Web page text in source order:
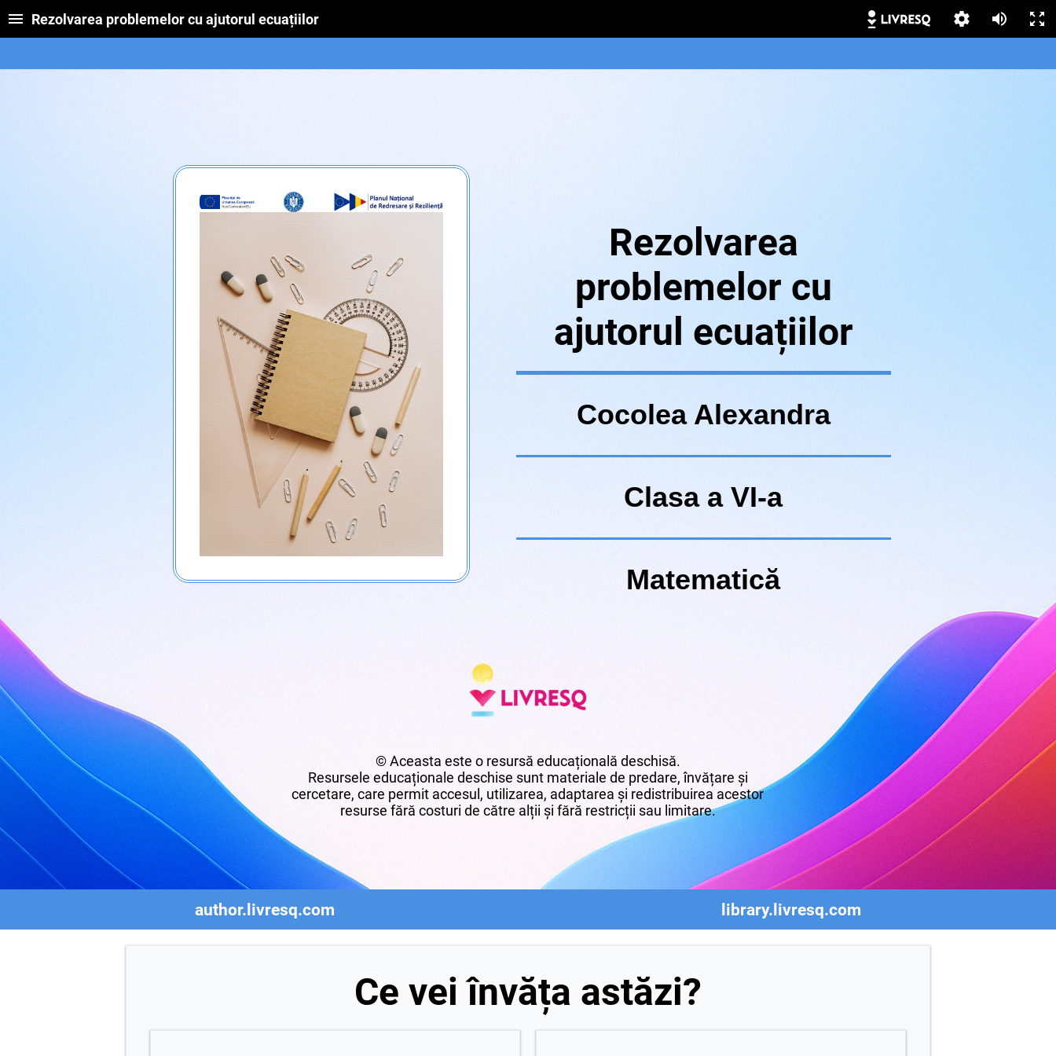
Rezolvarea problemelor cu ajutorul ecuațiilor
Rezolvarea
problemelor cu
ajutorul ecuațiilor
Cocolea Alexandra
Clasa a VI-a
Matematică
© Aceasta este o resursă educațională deschisă.
Resursele educaționale deschise sunt materiale de predare, învățare și
cercetare, care permit accesul, utilizarea, adaptarea și redistribuirea acestor
resurse fără costuri de către alții și fără restricții sau limitare.
author.livresq.com library.livresq.com
Ce vei învăța astăzi?